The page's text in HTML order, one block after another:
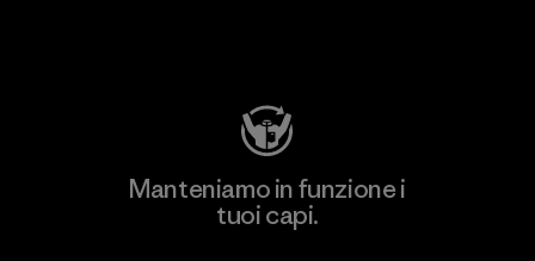
Manteniamo in funzione i
tuoi capi.